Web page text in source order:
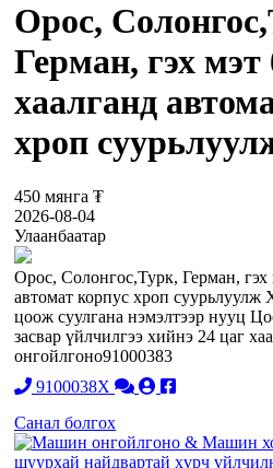
Орос,
Герман, гэх
хаалганд
хроп
450 мянга ₮
2026-08-04
Улаанбаатар
Орос, Солонгос,Турк, Герман, гэх
автомат корпус хроп суурьлуулж
цоож суулгана нэмэлтээр нууц
засвар үйлчилгээ хийнэ 24 цаг
онгойлгоно91000383
9100038X
Санал болгох